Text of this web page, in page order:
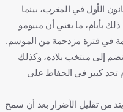
في 21 ديسمبر/كانون الأول في المغرب، بينما
بأيام، ما يعني أن مبيومو
في فترة مزدحمة من الموسم.
إلى منتخب بلاده، وكذلك
تحد كبير في الحفاظ على
من تقليل الأضرار بعد أن سمح